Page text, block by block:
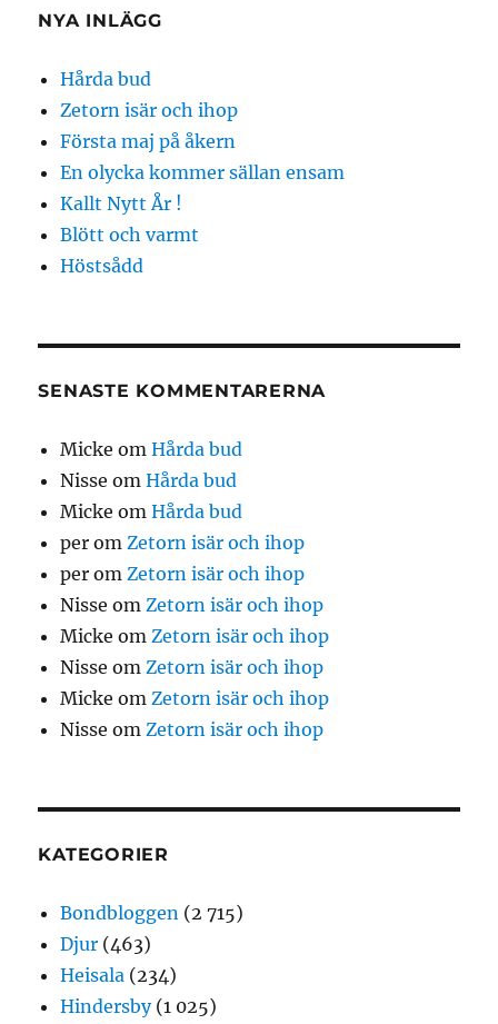
NYA INLÄGG
Hårda bud
Zetorn isär och ihop
Första maj på åkern
En olycka kommer sällan ensam
Kallt Nytt År !
Blött och varmt
Höstsådd
SENASTE KOMMENTARERNA
Micke omHårda bud
Nisse omHårda bud
Micke omHårda bud
per om Zetorn isär och ihop
per om Zetorn isär och ihop
Nisse om Zetorn isär och ihop
Micke om Zetorn isär och ihop
Nisse om Zetorn isär och ihop
Micke om Zetorn isär och ihop
Nisse om Zetorn isär och ihop
KATEGORIER
Bondbloggen (2 715)
Djur (463)
Heisala (234)
Hindersby(1 025)